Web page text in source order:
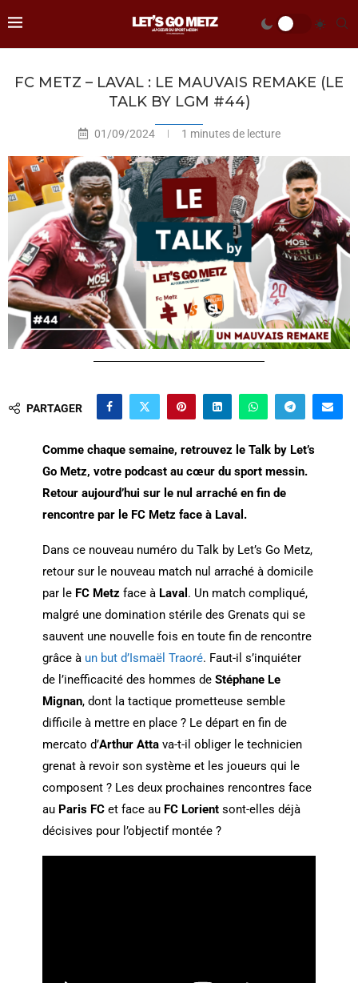
FC METZ – LAVAL : LE MAUVAIS REMAKE (LE
TALK BY LGM #44)
01/09/2024 1 minutes de lecture
PARTAGER
Comme chaque semaine, retrouvez le Talk by Let’s
Go Metz, votre podcast au cœur du sport messin.
Retour aujourd’hui sur le nul arraché en fin de
rencontre par le FC Metz face à Laval.
Dans ce nouveau numéro du Talk by Let’s Go Metz,
retour sur le nouveau match nul arraché à domicile
par le FC Metzface à Laval . Un match compliqué,
malgré une domination stérile des Grenats qui se
sauvent une nouvelle fois en toute fin de rencontre
grâce à un but d’Ismaël Traoré. Faut-il s’inquiéter
de l’inefficacité des hommes de Stéphane Le
Mignan, dont la tactique prometteuse semble
difficile à mettre en place ? Le départ en fin de
mercato d’Arthur Attava-t-il obliger le technicien
grenat à revoir son système et les joueurs qui le
composent ? Les deux prochaines rencontres face
au Paris FCet face au FC Lorientsont-elles déjà
décisives pour l’objectif montée ?